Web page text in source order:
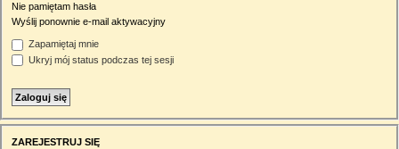
Nie pamiętam hasła
Wyślij ponownie e-mail aktywacyjny
Zapamiętaj mnie
Ukryj mój status podczas tej sesji
ZAREJESTRUJ SIĘ